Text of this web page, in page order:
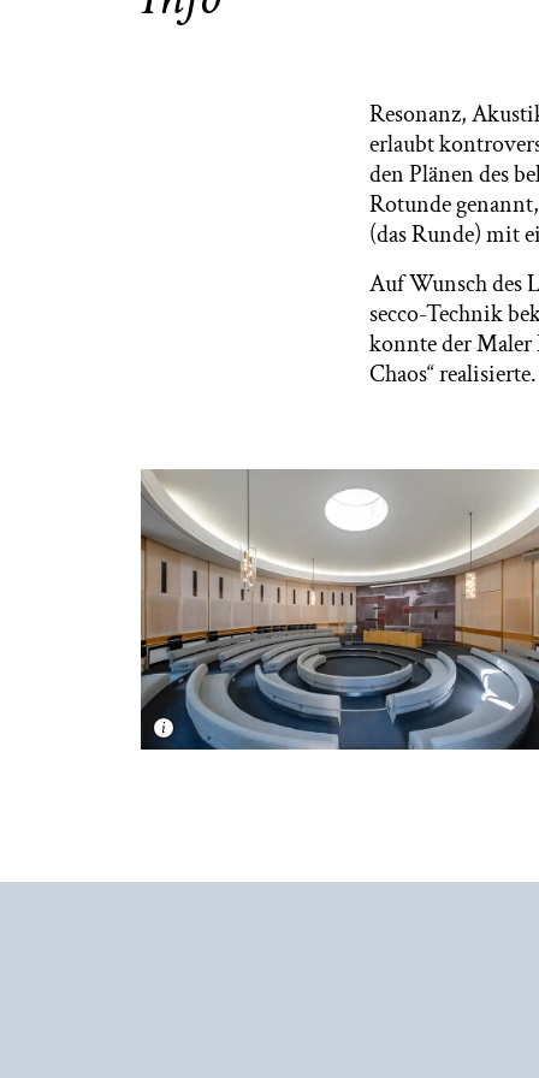
Resonanz,
erlaubt
den Plänen des
Rotunde
(das Runde) mit
Auf Wunsch des
secco-Technik
konnte der Maler
Chaos“ realisierte.